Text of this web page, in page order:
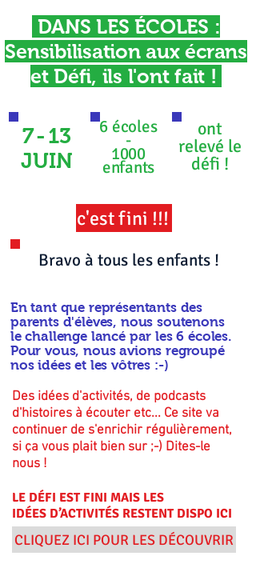
DANS LES ÉCOLES :
Sensibilisation aux écrans
et Défi, ils l'ont fait !
7- 13
JUIN
6 écoles
-
1000
enfants
ont
relevé le
défi !
c'est fini !!!
Bravo à tous les enfants !
En tant que représentants des
parents d'élèves, nous soutenons
le challenge lancé par les 6 écoles.
Pour vous, nous avions regroupé
nos idées et les vôtres :-)
Des idées d'activités, de podcasts
d'histoires à écouter etc... Ce site va
continuer de s'enrichir régulièrement,
si ça vous plait bien sur ;-) Dites-le
nous !
LE DÉFI EST FINI MAIS LES
IDÉES D’ACTIVITÉS RESTENT DISPO ICI
CLIQUEZ ICI POUR LES DÉCOUVRIR